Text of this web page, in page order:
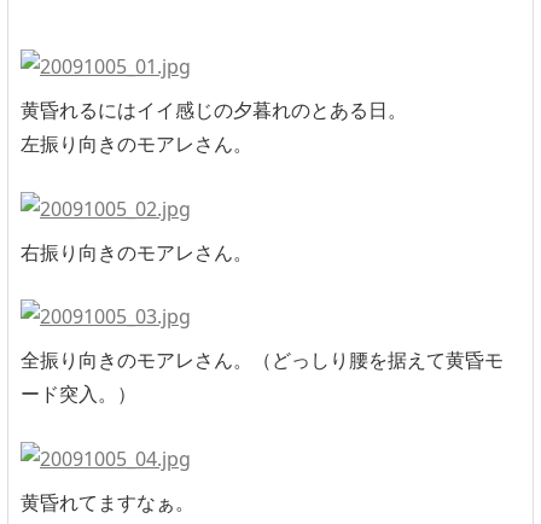
黄昏れるにはイイ感じの夕暮れのとある日。
左振り向きのモアレさん。
右振り向きのモアレさん。
全振り向きのモアレさん。（どっしり腰を据えて黄昏モ
ード突入。）
黄昏れてますなぁ。